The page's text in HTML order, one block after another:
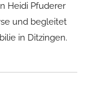
Heidi Pfuderer
und begleitet
in Ditzingen.